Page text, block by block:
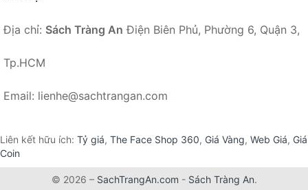
Địa chỉ: Sách Tràng An Điện Biên Phủ, Phường 6, Quận 3,
Tp.HCM
Email: lienhe@sachtrangan.com
Liên kết hữu ích: Tỷ giá, The Face Shop 360, Giá Vàng, Web Giá, Giá
Coin
© 2026 – SachTrangAn.com - Sách Tràng An.